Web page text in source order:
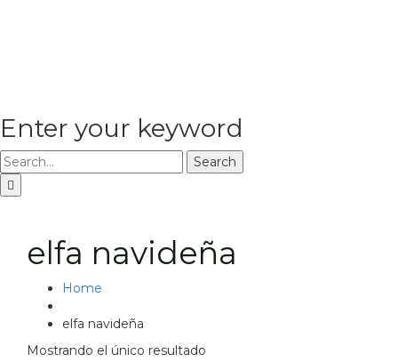
Enter your keyword
Search
elfa navideña
Home
elfa navideña
Mostrando el único resultado